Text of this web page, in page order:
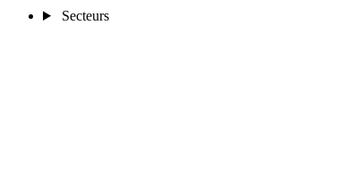
Secteurs